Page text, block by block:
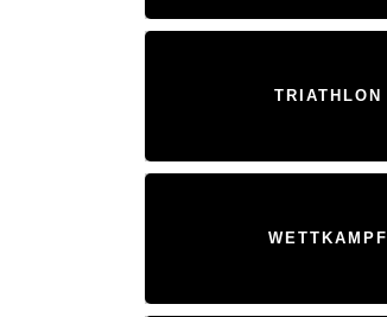
TRIATHLON
WETTKAMPF